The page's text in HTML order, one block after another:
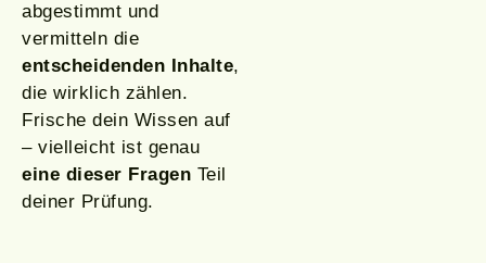
abgestimmt und
vermitteln die
entscheidenden Inhalte,
die wirklich zählen.
Frische dein Wissen auf
– vielleicht ist genau
eine dieser Fragen Teil
deiner Prüfung.